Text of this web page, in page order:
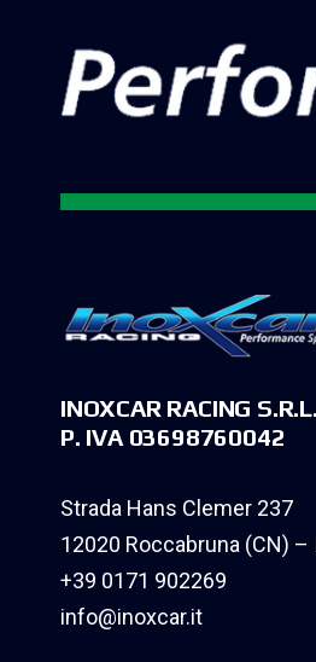
INOXCAR RACING S.R.L.
P. IVA 03698760042
Strada Hans Clemer 237
12020 Roccabruna (CN) –
+39 0171 902269
info@inoxcar.it